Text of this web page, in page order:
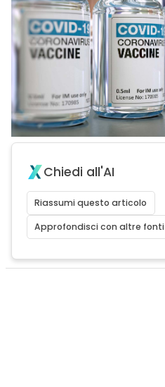
Chiedi all'AI
Riassumi questo articolo
Approfondisci con altre fonti